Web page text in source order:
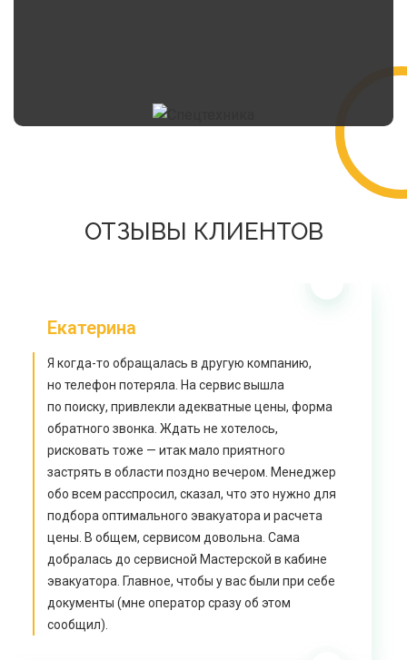
ОТЗЫВЫ КЛИЕНТОВ
Екатерина
Я когда-то обращалась в другую компанию,
но телефон потеряла. На сервис вышла
по поиску, привлекли адекватные цены, форма
обратного звонка. Ждать не хотелось,
рисковать тоже — итак мало приятного
застрять в области поздно вечером. Менеджер
обо всем расспросил, сказал, что это нужно для
подбора оптимального эвакуатора и расчета
цены. В общем, сервисом довольна. Сама
добралась до сервисной Мастерской в кабине
эвакуатора. Главное, чтобы у вас были при себе
документы (мне оператор сразу об этом
сообщил).